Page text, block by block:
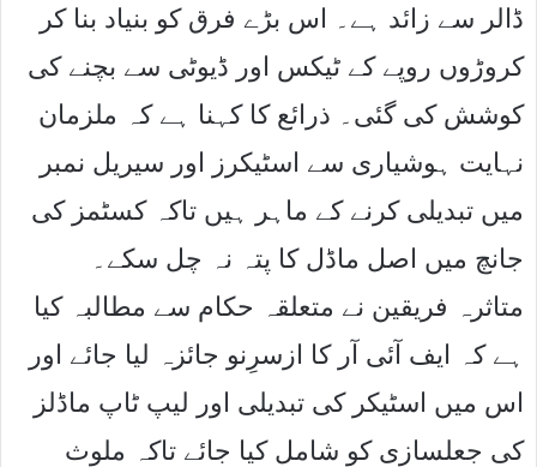
ڈالر سے زائد ہے۔ اس بڑے فرق کو بنیاد بنا کر
کروڑوں روپے کے ٹیکس اور ڈیوٹی سے بچنے کی
کوشش کی گئی۔ ذرائع کا کہنا ہے کہ ملزمان
نہایت ہوشیاری سے اسٹیکرز اور سیریل نمبر
میں تبدیلی کرنے کے ماہر ہیں تاکہ کسٹمز کی
جانچ میں اصل ماڈل کا پتہ نہ چل سکے۔
متاثرہ فریقین نے متعلقہ حکام سے مطالبہ کیا
ہے کہ ایف آئی آر کا ازسرِنو جائزہ لیا جائے اور
اس میں اسٹیکر کی تبدیلی اور لیپ ٹاپ ماڈلز
کی جعلسازی کو شامل کیا جائے تاکہ ملوث